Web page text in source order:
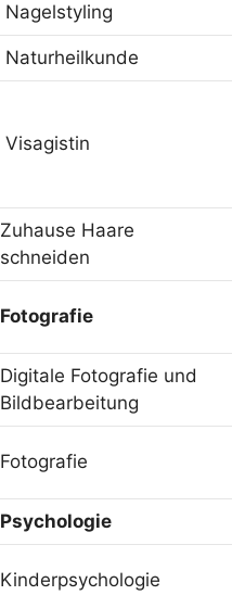
Nagelstyling
Naturheilkunde
Visagistin
Zuhause Haare
schneiden
Fotografie
Digitale Fotografie und
Bildbearbeitung
Fotografie
Psychologie
Kinderpsychologie